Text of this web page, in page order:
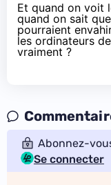
Et quand on voit
quand on sait
pourraient
les ordinateurs
vraiment ?
Abonnez-
Se connecter